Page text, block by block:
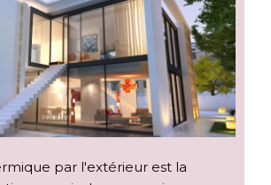
par l'extérieur est la